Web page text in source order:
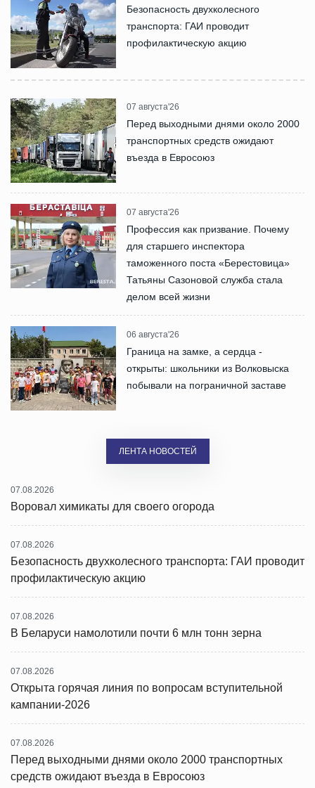
Безопасность двухколесного
транспорта: ГАИ проводит
профилактическую акцию
07 августа'26
Перед выходными днями около 2000
транспортных средств ожидают
въезда в Евросоюз
07 августа'26
Профессия как призвание. Почему
для старшего инспектора
таможенного поста «Берестовица»
Татьяны Сазоновой служба стала
делом всей жизни
06 августа'26
Граница на замке, а сердца -
открыты: школьники из Волковыска
побывали на пограничной заставе
ЛЕНТА НОВОСТЕЙ
07.08.2026
Воровал химикаты для своего огорода
07.08.2026
Безопасность двухколесного транспорта: ГАИ проводит
профилактическую акцию
07.08.2026
В Беларуси намолотили почти 6 млн тонн зерна
07.08.2026
Открыта горячая линия по вопросам вступительной
кампании-2026
07.08.2026
Перед выходными днями около 2000 транспортных
средств ожидают въезда в Евросоюз